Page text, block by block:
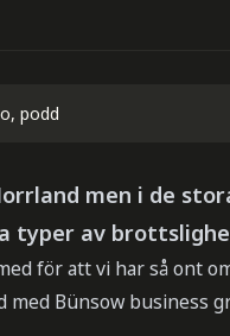
podd
men i de
typer av
för att vi har så ont
med Bünsow business